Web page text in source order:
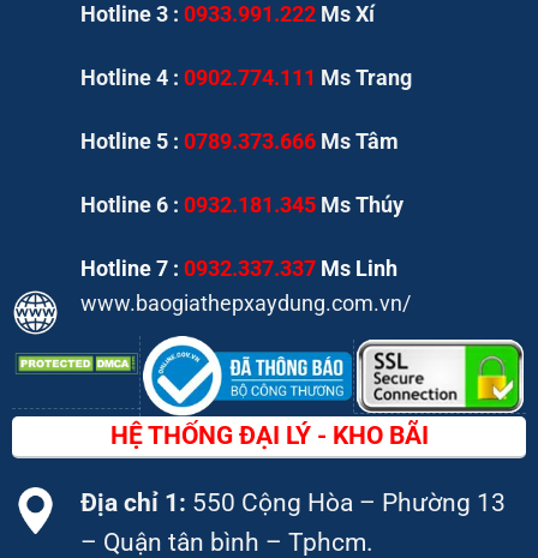
Hotline 3 :0933.991.222 Ms Xí
Hotline 4 :0902.774.111 Ms Trang
Hotline 5 :0789.373.666 Ms Tâm
Hotline 6 :0932.181.345 Ms Thúy
Hotline 7 : 0932.337.337 Ms Linh
www.baogiathepxaydung.com.vn/
HỆ THỐNG ĐẠI LÝ - KHO BÃI
Địa chỉ 1: 550 Cộng Hòa – Phường 13
– Quận tân bình – Tphcm.